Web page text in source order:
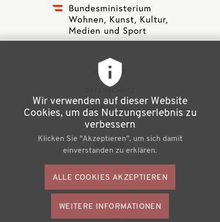
ß
e
e
KONTAKT
IMPRESSUM
NEWSLETTER
S
c
Wir verwenden auf dieser Website
Cookies, um das Nutzungserlebnis zu
verbessern
Klicken Sie "Akzeptieren", um sich damit
einverstanden zu erklären.
ALLE COOKIES AKZEPTIEREN
WEITERE INFORMATIONEN